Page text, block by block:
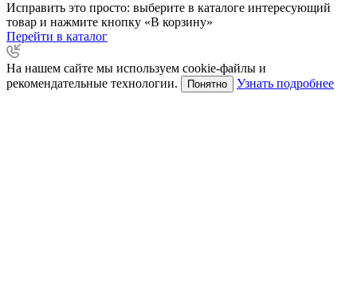
Исправить это просто: выберите в каталоге интересующий
товар и нажмите кнопку «В корзину»
Перейти в каталог
На нашем сайте мы используем cookie-файлы и
рекомендательные технологии.
Понятно Узнать подробнее